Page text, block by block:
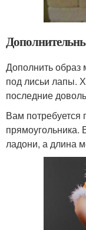
Дополнить образ
под лисьи лапы.
последние
Вам потребуется
прямоугольника.
ладони, а длина